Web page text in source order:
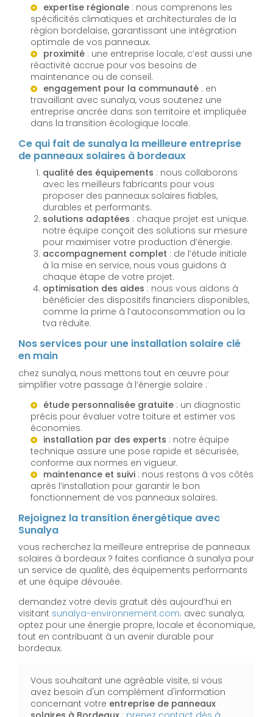
expertise régionale : nous comprenons les
spécificités climatiques et architecturales de la
région bordelaise, garantissant une intégration
optimale de vos panneaux.
proximité : une entreprise locale, c’est aussi une
réactivité accrue pour vos besoins de
maintenance ou de conseil.
engagement pour la communauté : en
travaillant avec sunalya, vous soutenez une
entreprise ancrée dans son territoire et impliquée
dans la transition écologique locale.
Ce qui fait de sunalya la meilleure entreprise
de panneaux solaires à bordeaux
qualité des équipements : nous collaborons
avec les meilleurs fabricants pour vous
proposer des panneaux solaires fiables,
durables et performants.
solutions adaptées : chaque projet est unique.
notre équipe conçoit des solutions sur mesure
pour maximiser votre production d’énergie.
accompagnement complet : de l’étude initiale
à la mise en service, nous vous guidons à
chaque étape de votre projet.
optimisation des aides : nous vous aidons à
bénéficier des dispositifs financiers disponibles,
comme la prime à l’autoconsommation ou la
tva réduite.
Nos services pour une installation solaire clé
en main
chez sunalya, nous mettons tout en œuvre pour
simplifier votre passage à l’énergie solaire :
étude personnalisée gratuite : un diagnostic
précis pour évaluer votre toiture et estimer vos
économies.
installation par des experts : notre équipe
technique assure une pose rapide et sécurisée,
conforme aux normes en vigueur.
maintenance et suivi : nous restons à vos côtés
après l’installation pour garantir le bon
fonctionnement de vos panneaux solaires.
Rejoignez la transition énergétique avec
Sunalya
vous recherchez la meilleure entreprise de panneaux
solaires à bordeaux ? faites confiance à sunalya pour
un service de qualité, des équipements performants
et une équipe dévouée.
demandez votre devis gratuit dès aujourd’hui en
visitant sunalya-environnement.com. avec sunalya,
optez pour une énergie propre, locale et économique,
tout en contribuant à un avenir durable pour
bordeaux.
Vous souhaitant une agréable visite, si vous
avez besoin d'un complément d'information
concernant votre entreprise de panneaux